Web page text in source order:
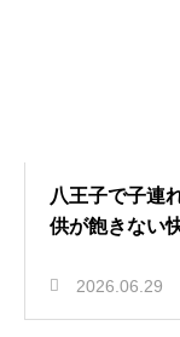
八王子で子連
供が飽きない
2026.06.29